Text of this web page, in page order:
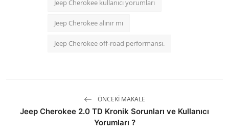
Jeep Cherokee kullanıcı yorumları
Jeep Cherokee alınır mı
Jeep Cherokee off-road performansı.
ÖNCEKI MAKALE
Jeep Cherokee 2.0 TD Kronik Sorunları ve Kullanıcı
Yorumları ?